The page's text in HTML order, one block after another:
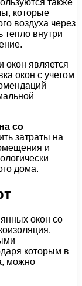
которые
воздуха через
тепло внутри
окон является
окон с учетом
со
затраты на
и
дома.
окон со
которым в
можно